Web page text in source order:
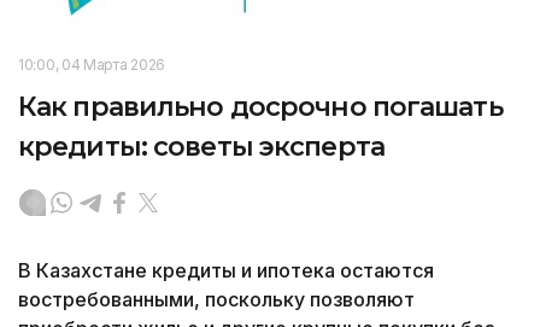
10:00, 04 Марта 2026
Как правильно досрочно погашать
кредиты: советы эксперта
В Казахстане кредиты и ипотека остаются
востребованными, поскольку позволяют